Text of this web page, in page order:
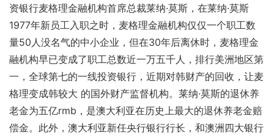
资银行麦格理金融机构首席总裁莱纳·莫斯，在莱纳·莫斯
1977年新员工入职之时，麦格理金融机构仅仅一个职工数
量50人没名气的中小企业，但在30年后离休时，麦格理金
融机构早已变成了职工总数近一万五千人，排行美洲地区第
一，全球第七的一线投资银行，近期对韩财产的回收，让麦
格理变成韩较大 的国外财产监督机构。莱纳·莫斯的退休养
老金为五亿rmb，是澳大利亚在历史上最大的退休养老金赔
偿金。此外，澳大利亚新任央行银行行长，和澳洲四大银行